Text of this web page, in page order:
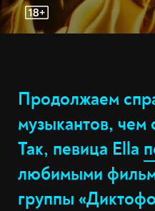
Продолжаем
музыкантов, чем
Так, певица Ella
любимыми
группы